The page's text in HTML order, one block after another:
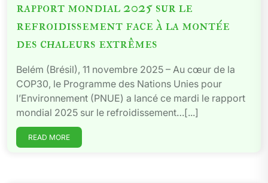
rapport mondial 2025 sur le
refroidissement face à la montée
des chaleurs extrêmes
Belém (Brésil), 11 novembre 2025 – Au cœur de la
COP30, le Programme des Nations Unies pour
l’Environnement (PNUE) a lancé ce mardi le rapport
mondial 2025 sur le refroidissement…[...]
READ MORE